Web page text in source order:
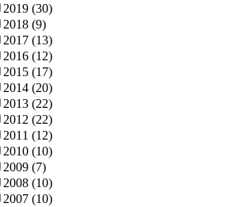
2019 (30)
2018 (9)
2017 (13)
2016 (12)
2015 (17)
2014 (20)
2013 (22)
2012 (22)
2011 (12)
2010 (10)
2009 (7)
2008 (10)
2007 (10)